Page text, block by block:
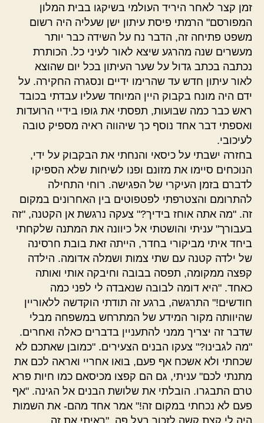
זמן קצר לאחר היריד העולמי בשיקגו בבית המלון
המפורסם" הרמתי פיסת עיתון ישן שעליה היה רשום
משפט פתיחה זה, הדבר נח על השידה כבר יותר
מעשרים שנה מהרגע שיצא לאור לעיני כל. הכותרת
נכתבה בכתב גדול על שער העיתון בכל יום שהוצא
לאור עיתון חדש עד שהרימו ידיים ונסגרה החקירה. על
ידם היה מונח בקבוק היין המיוחד שעליו עבדתי בכובד
ראש כבר כמה שבועות, תפסתי את גופו בידיי הרועדות
ואספתי דבר אחד נוסף כך שיהווה ראיה מספיק טובה
לעיכובי.
בחזרה ישבתי על כיסאי והנחתי את הבקבוק על ידי,
הנוכחים סיימו את מזונם ופנו לשיחות שלא הספיקו
לדברם בזמן העיקרי של הפגישה. רוחי התחילה
להתרומם והצטרפתי לפטפוטים בין האחרונים במקום
זה. "מה אתה אוחז בידיך?" צעקה נרגשת אן הקטנה, "זה
בעבורך" עניתי והושטתי אל כיוונה את המתנה שלקחתי
ביחד איתי מביקורי בחדר, הייתה זאת בובת חרסינה
של ילדה קטנה עם שתי צמות ושמלה אדומה. הילדה
קפצה ממקומה, תפסה בבובה וחיבקה אותי ואותה
כאחד. "היא דומה לבובה שנאבדה לי לפני כמה
חודשים!" התרגשה, ברגע זה תודתי הוקדשה ללאוריין
שהיוותה מקור המידע של המתרחש במשפחה מבלי
שדבר זה יצריך ממני להתעניין בדברים כאלה ואחרים.
"מה לגבינו?" צעקו הבנים הצעירים. "כמובן שאתכם לא
שכחתי ולא אשכח אף פעם, בואו אחריי ואראה לכם את
מתנתי לכם" עניתי, גם הם קפצו מכיסאם כמו חיות פרא
טרם התבגרו. הובלתי את שלושת הבנים אל הגינה. "אף
פעם לא נכחתי במקום זה!" אמר אחד מהם- את השמות
היה לי קצת קשה לזכור בעל פה. "ראיתי את זה